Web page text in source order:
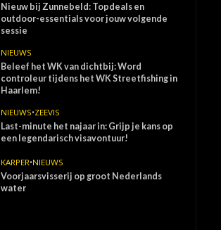
Nieuw bij Zunnebeld: Topdeals en
outdoor-essentials voor jouw volgende
sessie
NIEUWS
Beleef het WK van dichtbij: Word
controleur tijdens het WK Streetfishing in
Haarlem!
NIEUWS•ZEEVIS
Last-minute het najaar in: Grijp je kans op
een legendarisch visavontuur!
KARPER•NIEUWS
Voorjaarsvisserij op groot Nederlands
water